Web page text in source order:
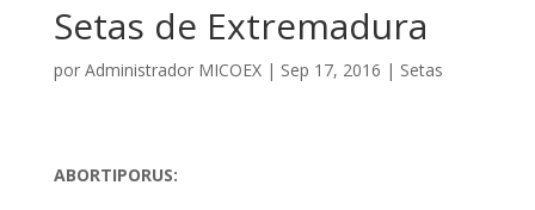
Setas de Extremadura
por Administrador MICOEX| Sep 17, 2016 | Setas
ABORTIPORUS: